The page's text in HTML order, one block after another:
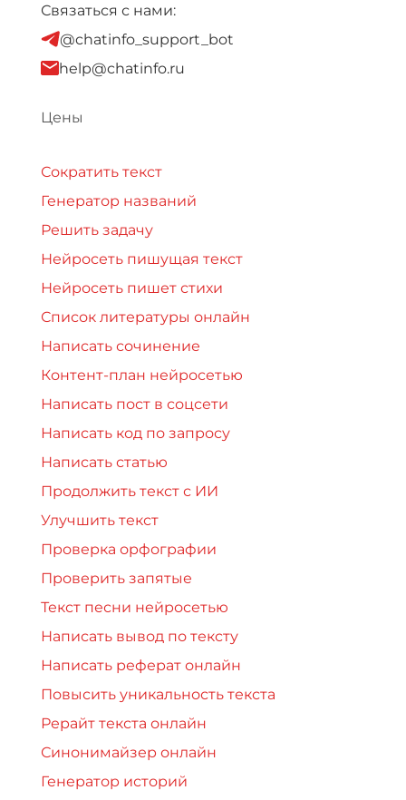
Связаться с нами:
@chatinfo_support_bot
help@chatinfo.ru
Цены
Сократить текст
Генератор названий
Решить задачу
Нейросеть пишущая текст
Нейросеть пишет стихи
Список литературы онлайн
Написать сочинение
Контент-план нейросетью
Написать пост в соцсети
Написать код по запросу
Написать статью
Продолжить текст с ИИ
Улучшить текст
Проверка орфографии
Проверить запятые
Текст песни нейросетью
Написать вывод по тексту
Написать реферат онлайн
Повысить уникальность текста
Рерайт текста онлайн
Синонимайзер онлайн
Генератор историй